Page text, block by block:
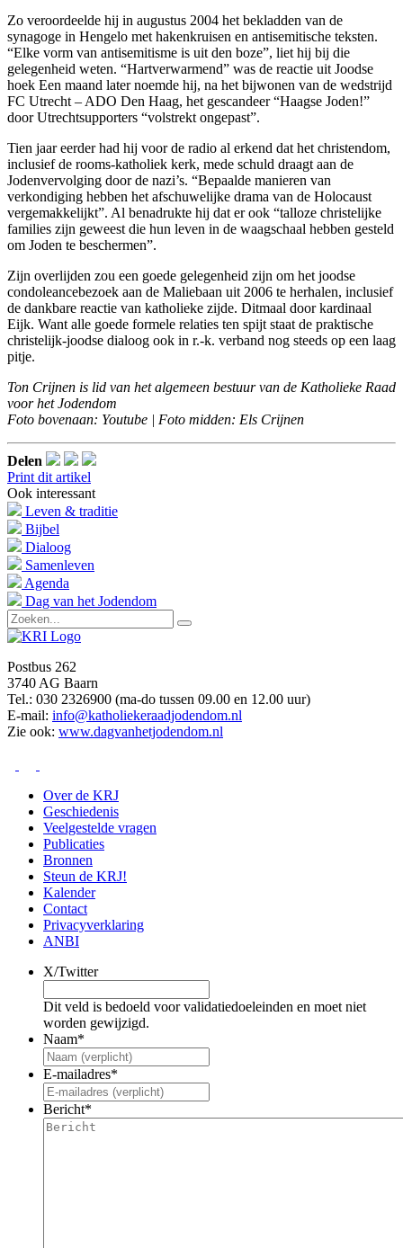
Zo veroordeelde hij in augustus 2004 het bekladden van de
synagoge in Hengelo met hakenkruisen en antisemitische teksten.
“Elke vorm van antisemitisme is uit den boze”, liet hij bij die
gelegenheid weten. “Hartverwarmend” was de reactie uit Joodse
hoek Een maand later noemde hij, na het bijwonen van de wedstrijd
FC Utrecht – ADO Den Haag, het gescandeer “Haagse Joden!”
door Utrechtsupporters “volstrekt ongepast”.
Tien jaar eerder had hij voor de radio al erkend dat het christendom,
inclusief de rooms-katholiek kerk, mede schuld draagt aan de
Jodenvervolging door de nazi’s. “Bepaalde manieren van
verkondiging hebben het afschuwelijke drama van de Holocaust
vergemakkelijkt”. Al benadrukte hij dat er ook “talloze christelijke
families zijn geweest die hun leven in de waagschaal hebben gesteld
om Joden te beschermen”.
Zijn overlijden zou een goede gelegenheid zijn om het joodse
condoleancebezoek aan de Maliebaan uit 2006 te herhalen, inclusief
de dankbare reactie van katholieke zijde. Ditmaal door kardinaal
Eijk. Want alle goede formele relaties ten spijt staat de praktische
christelijk-joodse dialoog ook in r.-k. verband nog steeds op een laag
pitje.
Ton Crijnen is lid van het algemeen bestuur van de Katholieke Raad
voor het Jodendom
Foto bovenaan: Youtube | Foto midden: Els Crijnen
Delen
Print dit artikel
Ook interessant
Leven & traditie
Bijbel
Dialoog
Samenleven
Agenda
Dag van het Jodendom
Postbus 262
3740 AG Baarn
Tel.: 030 2326900 (ma-do tussen 09.00 en 12.00 uur)
E-mail: info@katholiekeraadjodendom.nl
Zie ook: www.dagvanhetjodendom.nl
Over de KRJ
Geschiedenis
Veelgestelde vragen
Publicaties
Bronnen
Steun de KRJ!
Kalender
Contact
Privacyverklaring
ANBI
X/Twitter
Dit veld is bedoeld voor validatiedoeleinden en moet niet
worden gewijzigd.
Naam*
E-mailadres*
Bericht*